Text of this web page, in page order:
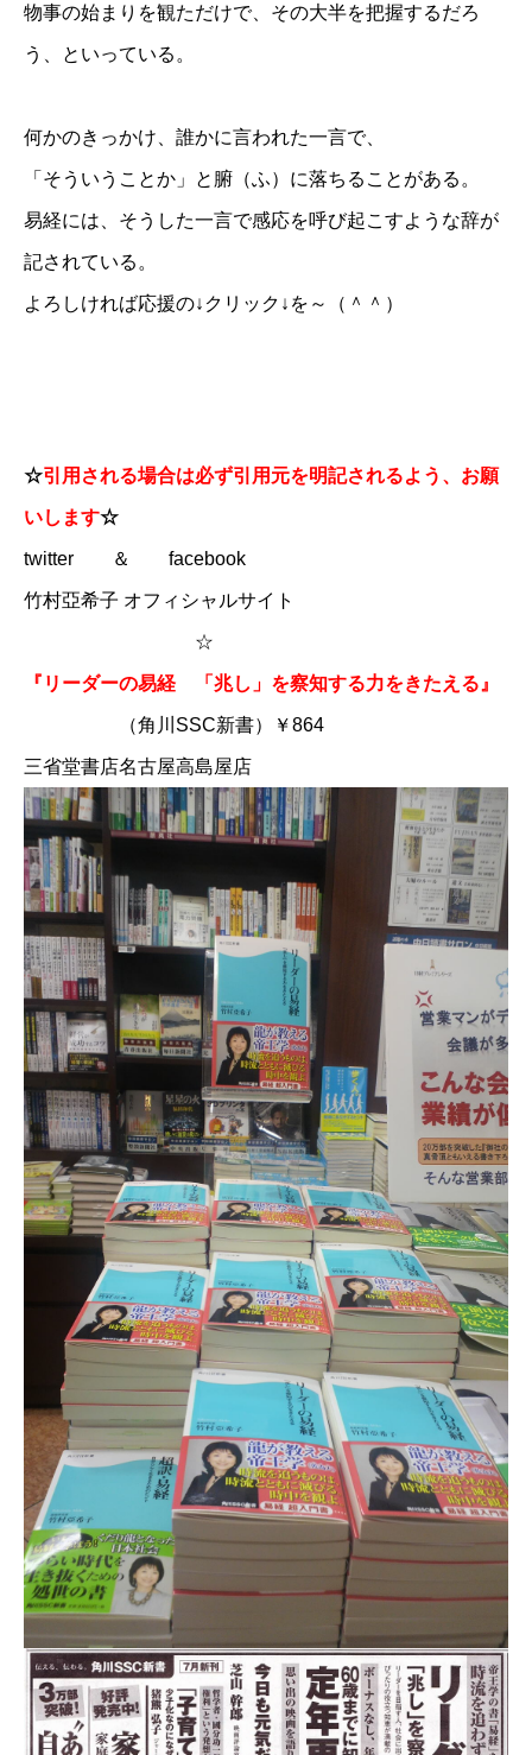
物事の始まりを観ただけで、その大半を把握するだろ
う、といっている。
何かのきっかけ、誰かに言われた一言で、
「そういうことか」と腑（ふ）に落ちることがある。
易経には、そうした一言で感応を呼び起こすような辞が
記されている。
よろしければ応援の↓クリック↓を～（＾＾）
☆引用される場合は必ず引用元を明記されるよう、お願
いします☆
twitter ＆ facebook
竹村亞希子 オフィシャルサイト
☆
『リーダーの易経 「兆し」を察知する力をきたえる』
（角川SSC新書）￥864
三省堂書店名古屋高島屋店